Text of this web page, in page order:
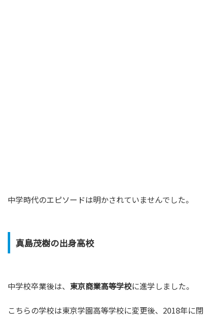
中学時代のエピソードは明かされていませんでした。
真島茂樹の出身高校
中学校卒業後は、 東京商業高等学校に進学しました。
こちらの学校は東京学園高等学校に変更後、2018年に閉